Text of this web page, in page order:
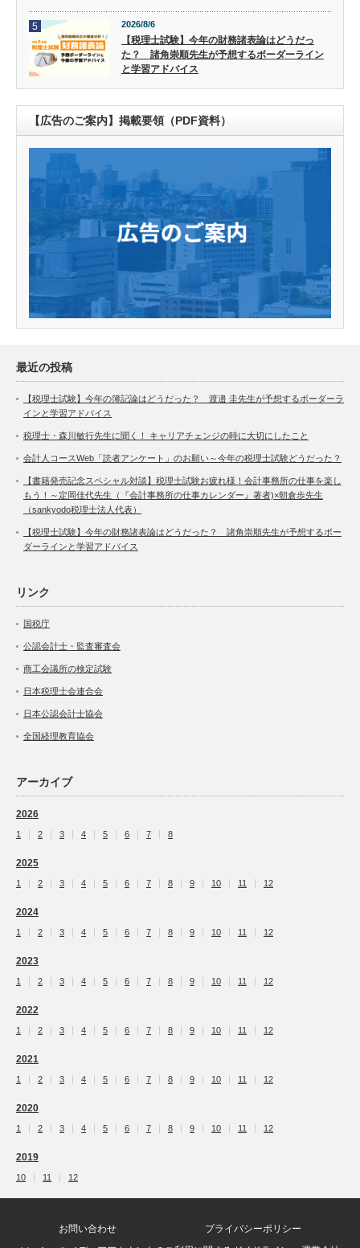
5 2026/8/6
【税理士試験】今年の財務諸表論はどうだっ
た？ 諸角崇順先生が予想するボーダーライン
と学習アドバイス
【広告のご案内】掲載要領（PDF資料）
最近の投稿
【税理士試験】今年の簿記論はどうだった？ 渡邉 圭先生が予想するボーダーラ
インと学習アドバイス
税理士・森川敏行先生に聞く！ キャリアチェンジの時に大切にしたこと
会計人コースWeb「読者アンケート」のお願い～今年の税理士試験どうだった？
【書籍発売記念スペシャル対談】税理士試験お疲れ様！会計事務所の仕事を楽し
もう！～定岡佳代先生（『会計事務所の仕事カレンダー』著者)×朝倉歩先生
（sankyodo税理士法人代表）
【税理士試験】今年の財務諸表論はどうだった？ 諸角崇順先生が予想するボー
ダーラインと学習アドバイス
リンク
国税庁
公認会計士・監査審査会
商工会議所の検定試験
日本税理士会連合会
日本公認会計士協会
全国経理教育協会
アーカイブ
2026
1 2 3 4 5 6 7 8
2025
1 2 3 4 5 6 7 8 9 10 11 12
2024
1 2 3 4 5 6 7 8 9 10 11 12
2023
1 2 3 4 5 6 7 8 9 10 11 12
2022
1 2 3 4 5 6 7 8 9 10 11 12
2021
1 2 3 4 5 6 7 8 9 10 11 12
2020
1 2 3 4 5 6 7 8 9 10 11 12
2019
10 11 12
お問い合わせ
プライバシーポリシー